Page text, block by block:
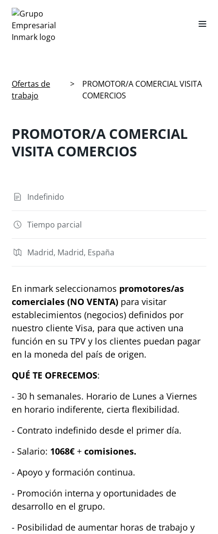
Ofertas de
trabajo
>
PROMOTOR/A COMERCIAL VISITA
COMERCIOS
PROMOTOR/A COMERCIAL
VISITA COMERCIOS
Indefinido
Tiempo parcial
Madrid, Madrid, España
En inmark seleccionamos promotores/as
comerciales (NO VENTA) para visitar
establecimientos (negocios) definidos por
nuestro cliente Visa, para que activen una
función en su TPV y los clientes puedan pagar
en la moneda del país de origen.
QUÉ TE OFRECEMOS:
- 30 h semanales. Horario de Lunes a Viernes
en horario indiferente, cierta flexibilidad.
- Contrato indefinido desde el primer día.
- Salario: 1068€ + comisiones.
- Apoyo y formación continua.
- Promoción interna y oportunidades de
desarrollo en el grupo.
- Posibilidad de aumentar horas de trabajo y